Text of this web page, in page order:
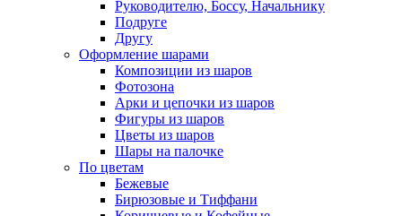
Руководителю, Боссу, Начальнику
Подруге
Другу
Оформление шарами
Композиции из шаров
Фотозона
Арки и цепочки из шаров
Фигуры из шаров
Цветы из шаров
Шары на палочке
По цветам
Бежевые
Бирюзовые и Тиффани